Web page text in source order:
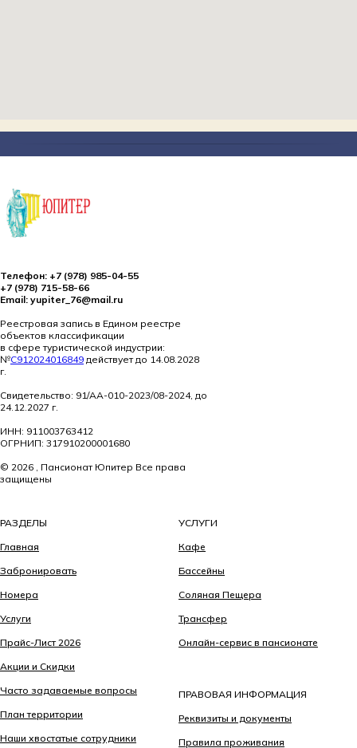
Телефон: +7 (978) 985-04-55
+7 (978) 715-58-66
Email: yupiter_76@mail.ru
Реестровая запись в Едином реестре
объектов классификации
в сфере туристической индустрии:
№С912024016849 действует до 14.08.2028
г.
Свидетельство: 91/АА-010-2023/08-2024, до
24.12.2027 г.
ИНН: 911003763412
ОГРНИП: 317910200001680
© 2026 , Пансионат Юпитер Все права
защищены
РАЗДЕЛЫ
Главная
Забронировать
Номера
Услуги
Прайс-Лист 2026
Акции и Скидки
Часто задаваемые вопросы
План территории
Наши хвостатые сотрудники
УСЛУГИ
Кафе
Бассейны
Соляная Пещера
Трансфер
Онлайн-сервис в пансионате
ПРАВОВАЯ ИНФОРМАЦИЯ
Реквизиты и документы
Правила проживания